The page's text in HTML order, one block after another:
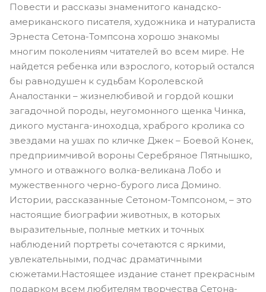
Повести и рассказы знаменитого канадско-
американского писателя, художника и натуралиста
Эрнеста Сетона-Томпсона хорошо знакомы
многим поколениям читателей во всем мире. Не
найдется ребенка или взрослого, который остался
бы равнодушен к судьбам Королевской
Аналостанки – жизнелюбивой и гордой кошки
загадочной породы, неугомонного щенка Чинка,
дикого мустанга-иноходца, храброго кролика со
звездами на ушах по кличке Джек – Боевой Конек,
предприимчивой вороны Серебряное Пятнышко,
умного и отважного волка-великана Лобо и
мужественного черно-бурого лиса Домино.
Истории, рассказанные Сетоном-Томпсоном, – это
настоящие биографии животных, в которых
выразительные, полные метких и точных
наблюдений портреты сочетаются с яркими,
увлекательными, подчас драматичными
сюжетами.Настоящее издание станет прекрасным
подарком всем любителям творчества Сетона-